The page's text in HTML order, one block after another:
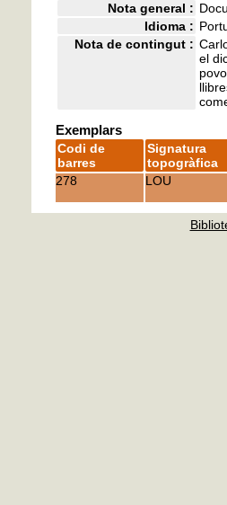
Nota general :
Idioma :
Nota de contingut :
el
Exemplars
Codi de
barres
Signatura
topogràfica
278
LOU